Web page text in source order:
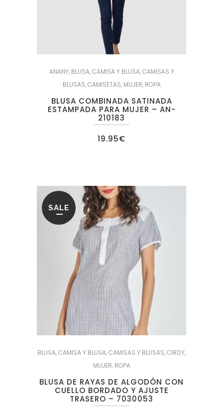
ANANY, BLUSA,CAMISA Y BLUSA,CAMISAS Y
BLUSAS,CAMISETAS, MUJER, ROPA
BLUSA COMBINADA SATINADA
ESTAMPADA PARA MUJER – AN-
210183
19.95€
SALE
BLUSA,CAMISA Y BLUSA,CAMISAS Y BLUSAS,CIRDY,
MUJER, ROPA
BLUSA DE RAYAS DE ALGODÓN CON
CUELLO BORDADO Y AJUSTE
TRASERO – 7030053